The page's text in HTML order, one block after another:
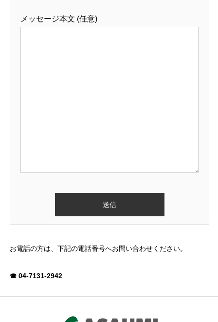
メッセージ本文 (任意)
お電話の方は、下記の電話番号へお問い合わせください。
☎ 04-7131-2942